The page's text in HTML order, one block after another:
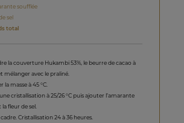
soufflée
sel
total
la couverture Hukambi 53%, le beurre de cacao à
mélanger avec le praliné.
la masse à 45 °C.
cristallisation à 25/26 °C puis ajouter l’amarante
fleur de sel.
Cristallisation 24 à 36 heures.